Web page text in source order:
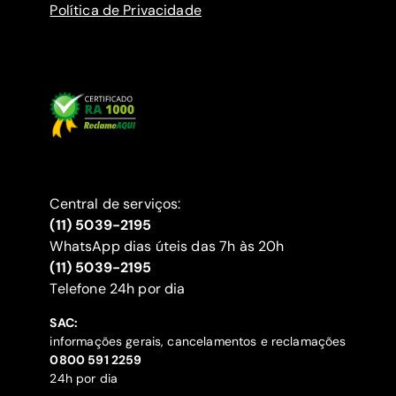
Política de Privacidade
Central de serviços:
(11) 5039-2195
WhatsApp dias úteis das 7h às 20h
(11) 5039-2195
‍Telefone 24h por dia
SAC:
informações gerais, cancelamentos e reclamações
‍0800 591 2259
24h por dia